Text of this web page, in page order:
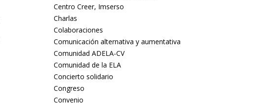
Centro Creer, Imserso
Charlas
Colaboraciones
Comunicación alternativa y aumentativa
Comunidad ADELA-CV
Comunidad de la ELA
Concierto solidario
Congreso
Convenio